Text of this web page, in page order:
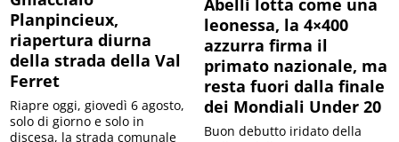
Planpincieux,
riapertura diurna
della strada della Val
Ferret
Riapre oggi, giovedì 6 agosto,
solo di giorno e solo in
discesa, la strada comunale
Abelli lotta come una
leonessa, la 4×400
azzurra firma il
primato nazionale, ma
resta fuori dalla finale
dei Mondiali Under 20
Buon debutto iridato della